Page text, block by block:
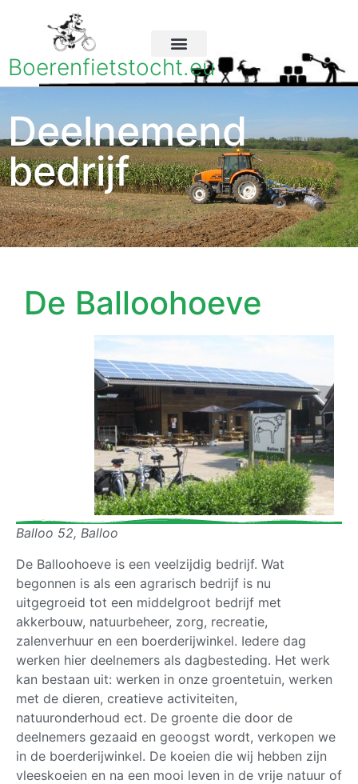
Boerenfietstocht.eu
Deelnemend
bedrijf
De Balloohoeve
Balloo 52, Balloo
De Balloohoeve is een veelzijdig bedrijf. Wat
begonnen is als een agrarisch bedrijf is nu
uitgegroeid tot een middelgroot bedrijf met
akkerbouw, natuurbeheer, zorg, recreatie,
zalenverhuur en een boerderijwinkel. Iedere dag
werken hier deelnemers als dagbesteding. Het werk
kan bestaan uit: werken in onze groentetuin, werken
met de dieren, creatieve activiteiten,
natuuronderhoud ect. De groente die door de
deelnemers gezaaid en geoogst wordt, verkopen we
in de boerderijwinkel. De koeien die wij hebben zijn
vleeskoeien en na een mooi leven in de vrije natuur of